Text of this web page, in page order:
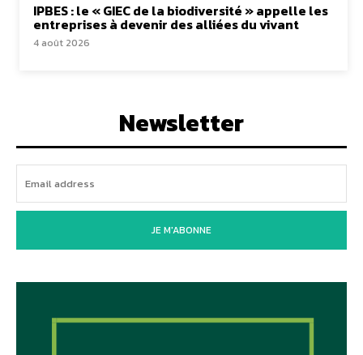
IPBES : le « GIEC de la biodiversité » appelle les
entreprises à devenir des alliées du vivant
4 août 2026
Newsletter
JE M'ABONNE